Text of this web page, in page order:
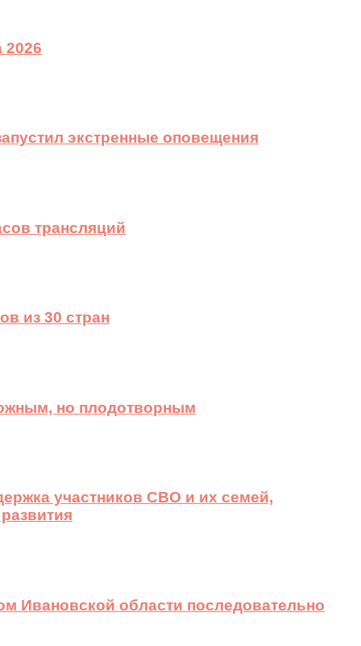
2026
экстренные оповещения
трансляций
из 30 стран
но плодотворным
участников СВО и их семей,
Ивановской области последовательно